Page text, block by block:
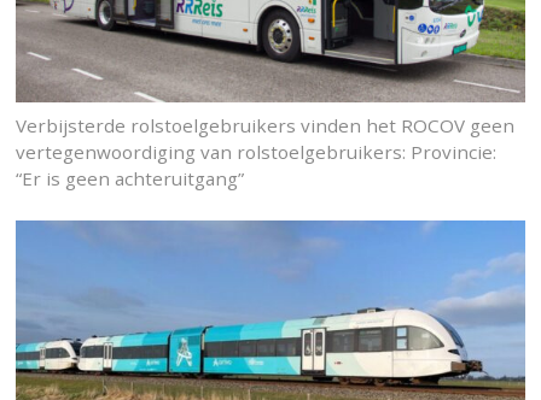
Verbijsterde rolstoelgebruikers vinden het ROCOV geen
vertegenwoordiging van rolstoelgebruikers: Provincie:
“Er is geen achteruitgang”